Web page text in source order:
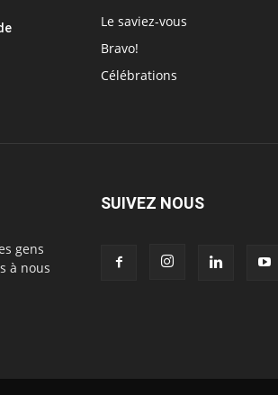
Le saviez-vous
Bravo!
Célébrations
gens
à nous
SUIVEZ NOUS